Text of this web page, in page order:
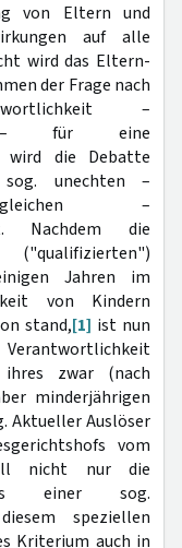
von Eltern und
auf alle
wird das Eltern-
der Frage nach
–
– für eine
wird die Debatte
unechten –
–
Nachdem die
Jahren im
von Kindern
stand,[1] ist nun
zwar (nach
minderjährigen
Aktueller Auslöser
vom
nicht nur die
einer sog.
speziellen
Kriterium auch in